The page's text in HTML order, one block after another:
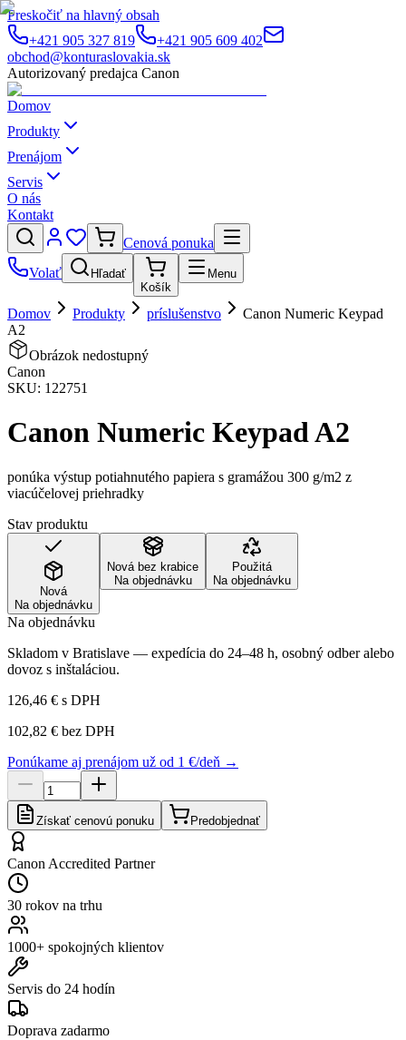
Preskočiť na hlavný obsah
+421 905 327 819
+421 905 609 402
obchod@konturaslovakia.sk
Autorizovaný predajca Canon
Domov
Produkty
Prenájom
Servis
O nás
Kontakt
Cenová ponuka
Volať
Hľadať
Košík
Menu
Domov Produkty príslušenstvo
Canon Numeric Keypad
A2
Obrázok nedostupný
Canon
SKU: 122751
Canon Numeric Keypad A2
ponúka výstup potiahnutého papiera s gramážou 300 g/m2 z
viacúčelovej priehradky
Stav produktu
Nová
Na objednávku
Nová bez krabice
Na objednávku
Použitá
Na objednávku
Na objednávku
Skladom v Bratislave — expedícia do 24–48 h, osobný odber alebo
dovoz s inštaláciou.
126,46 € s DPH
102,82 € bez DPH
Ponúkame aj prenájom už od 1 €/deň →
Získať cenovú ponuku Predobjednať
Canon Accredited Partner
30 rokov na trhu
1000+ spokojných klientov
Servis do 24 hodín
Doprava zadarmo